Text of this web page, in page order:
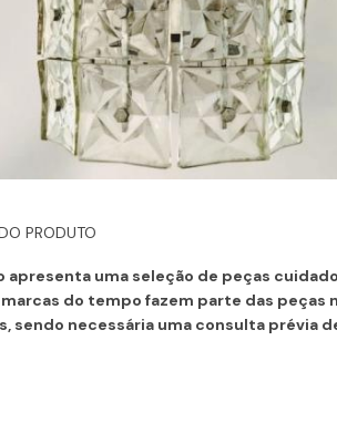
PRODUTO
apresenta uma seleção de peças
do tempo fazem parte das peças
sendo necessária uma consulta prévia